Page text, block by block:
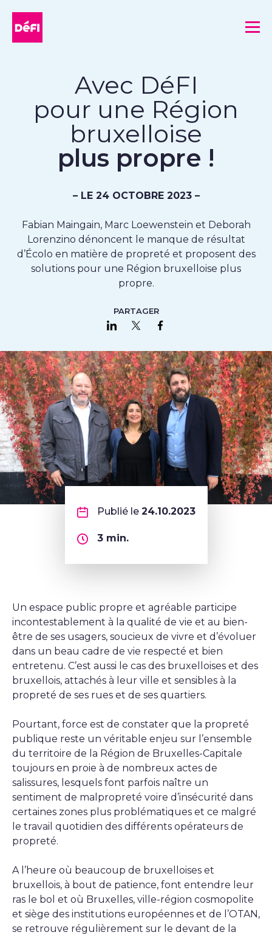
Avec DéFI
pour une Région
bruxelloise
plus propre !
– LE 24 OCTOBRE 2023 –
Fabian Maingain, Marc Loewenstein et Deborah
Lorenzino dénoncent le manque de résultat
d’Écolo en matière de propreté et proposent des
solutions pour une Région bruxelloise plus
propre.
PARTAGER
Partager sur LinkedIn
Partager sur Twitter
Publié le 24.10.2023
3min.
Un espace public propre et agréable participe
incontestablement à la qualité de vie et au bien-
être de ses usagers, soucieux de vivre et d’évoluer
dans un beau cadre de vie respecté et bien
entretenu. C’est aussi le cas des bruxelloises et des
bruxellois, attachés à leur ville et sensibles à la
propreté de ses rues et de ses quartiers.
Pourtant, force est de constater que la propreté
publique reste un véritable enjeu sur l’ensemble
du territoire de la Région de Bruxelles-Capitale
toujours en proie à de nombreux actes de
salissures, lesquels font parfois naître un
sentiment de malpropreté voire d’insécurité dans
certaines zones plus problématiques et ce malgré
le travail quotidien des différents opérateurs de
propreté.
A l’heure où beaucoup de bruxelloises et
bruxellois, à bout de patience, font entendre leur
ras le bol et où Bruxelles, ville-région cosmopolite
et siège des institutions européennes et de l’OTAN,
se retrouve régulièrement sur le devant de la